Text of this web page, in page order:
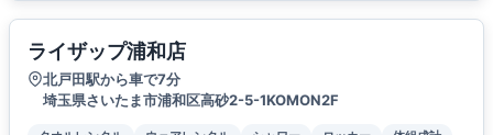
ライザップ浦和店
北戸田駅から車で7分
埼玉県さいたま市浦和区高砂2-5-1KOMON2F